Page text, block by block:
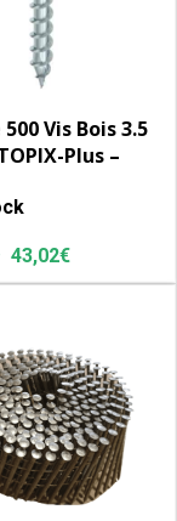
Vis Bois 3.5
Plus –
43,02€